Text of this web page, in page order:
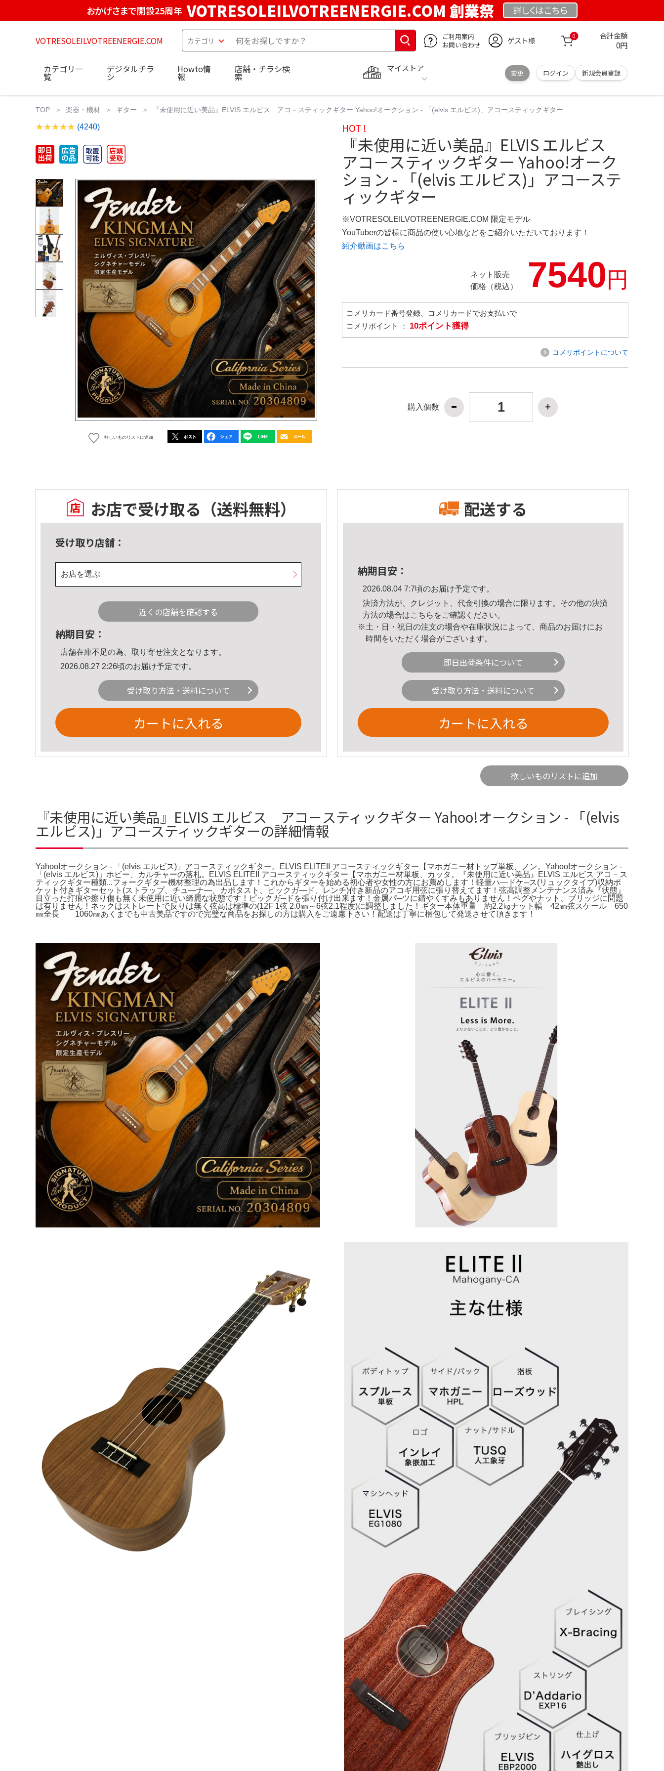
おかげさまで開設25周年 VOTRESOLEILVOTREENERGIE.COM 創業祭 詳しくはこちら
VOTRESOLEILVOTREENERGIE.COM
ご利用案内
お問い合わせ
ゲスト様 0 合計金額
0円
マイストア
変更 ログイン 新規会員登録
カテゴリ一
覧
デジタルチラ
シ
Howto情
報
店舗・チラシ検
索
TOP 楽器・機材 ギター 『未使用に近い美品』ELVIS エルビス アコ－スティックギター Yahoo!オークション - 「(elvis エルビス)」アコースティックギター
(4240)
欲しいものリストに追加
HOT !
『未使用に近い美品』ELVIS エルビス
アコ－スティックギター Yahoo!オーク
ション - 「(elvis エルビス)」アコーステ
ィックギター
※VOTRESOLEILVOTREENERGIE.COM 限定モデル
YouTuberの皆様に商品の使い心地などをご紹介いただいております！
紹介動画はこちら
ネット販売
価格（税込）
7540円
コメリカード番号登録、コメリカードでお支払いで
コメリポイント ： 10ポイント獲得
コメリポイントについて
購入個数
お店で受け取る （送料無料）
受け取り店舗：
お店を選ぶ
近くの店舗を確認する
納期目安：
店舗在庫不足の為、取り寄せ注文となります。
2026.08.27 2:26頃のお届け予定です。
受け取り方法・送料について
カートに入れる
配送する
納期目安：
2026.08.04 7:7頃のお届け予定です。
決済方法が、クレジット、代金引換の場合に限ります。その他の決済
方法の場合はこちら をご確認ください。
※土・日・祝日の注文の場合や在庫状況によって、商品のお届けにお
時間をいただく場合がございます。
即日出荷条件について
受け取り方法・送料について
カートに入れる
欲しいものリストに追加
『未使用に近い美品』ELVIS エルビス アコ－スティックギター Yahoo!オークション - 「(elvis
エルビス)」アコースティックギターの詳細情報
Yahoo!オークション - 「(elvis エルビス)」アコースティックギター。ELVIS ELITEII アコースティックギター【マホガニー材トップ単板、ノン。Yahoo!オークション -
「(elvis エルビス)」ホビー、カルチャーの落札。ELVIS ELITEII アコースティックギター【マホガニー材単板、カッタ。『未使用に近い美品』ELVIS エルビス アコ－ス
ティックギター種類...フォークギター機材整理の為出品します！これからギターを始める初心者や女性の方にお薦めします！軽量ハ―ドケ─ス(リュックタイプ)収納ポ
ケット付きギターセット(ストラップ、チュ―ナ―、カポタスト、ピックガ―ド、レンチ)付き新品のアコギ用弦に張り替えてます！弦高調整メンテナンス済み『状態』
目立った打痕や擦り傷も無く未使用に近い綺麗な状態です！ピックガ─ドを張り付け出来ます！金属パ─ツに錆やくすみもありません！ペグやナット、ブリッジに問題
は有りません！ネックはストレートで反りは無く弦高は標準の(12F 1弦 2.0㎜～6弦2.1程度)に調整しました！ギター本体重量 約2.2㎏ナット幅 42㎜弦スケール 650
㎜全長 1060㎜あくまでも中古美品ですので完璧な商品をお探しの方は購入をご遠慮下さい！配送は丁寧に梱包して発送させて頂きます！